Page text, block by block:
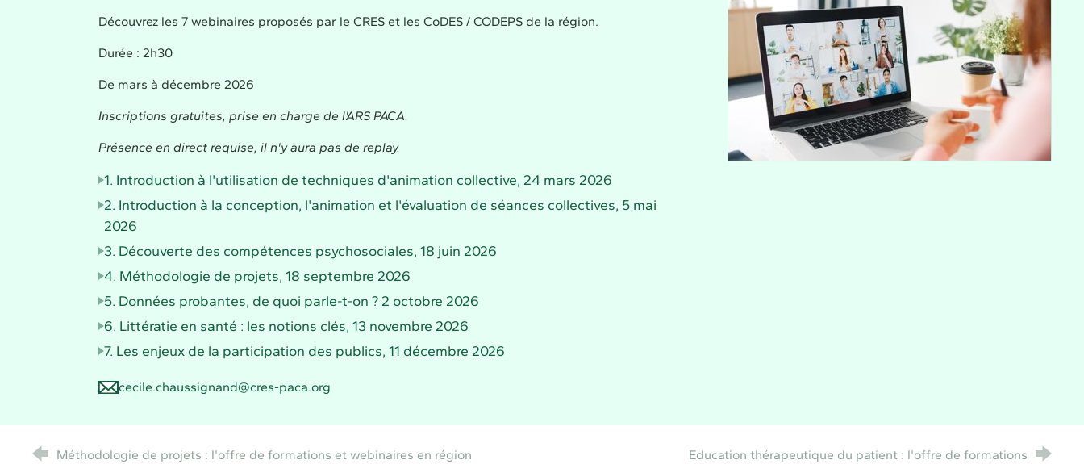
Découvrez les 7 webinaires proposés par le CRES et les CoDES / CODEPS de la région.
Durée : 2h30
De mars à décembre 2026
Inscriptions gratuites, prise en charge de l'ARS PACA.
Présence en direct requise, il n'y aura pas de replay.
1. Introduction à l'utilisation de techniques d'animation collective, 24 mars 2026
2. Introduction à la conception, l'animation et l'évaluation de séances collectives, 5 mai
2026
3. Découverte des compétences psychosociales, 18 juin 2026
4. Méthodologie de projets, 18 septembre 2026
5. Données probantes, de quoi parle-t-on ? 2 octobre 2026
6. Littératie en santé : les notions clés, 13 novembre 2026
7. Les enjeux de la participation des publics, 11 décembre 2026
cecile.chaussignand@cres-paca.org
Méthodologie de projets : l'offre de formations et webinaires en région Education thérapeutique du patient : l'offre de formations